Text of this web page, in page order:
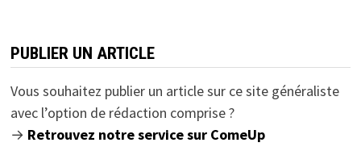
PUBLIER UN ARTICLE
Vous souhaitez publier un article sur ce site généraliste
avec l’option de rédaction comprise ?
→ Retrouvez notre service sur ComeUp